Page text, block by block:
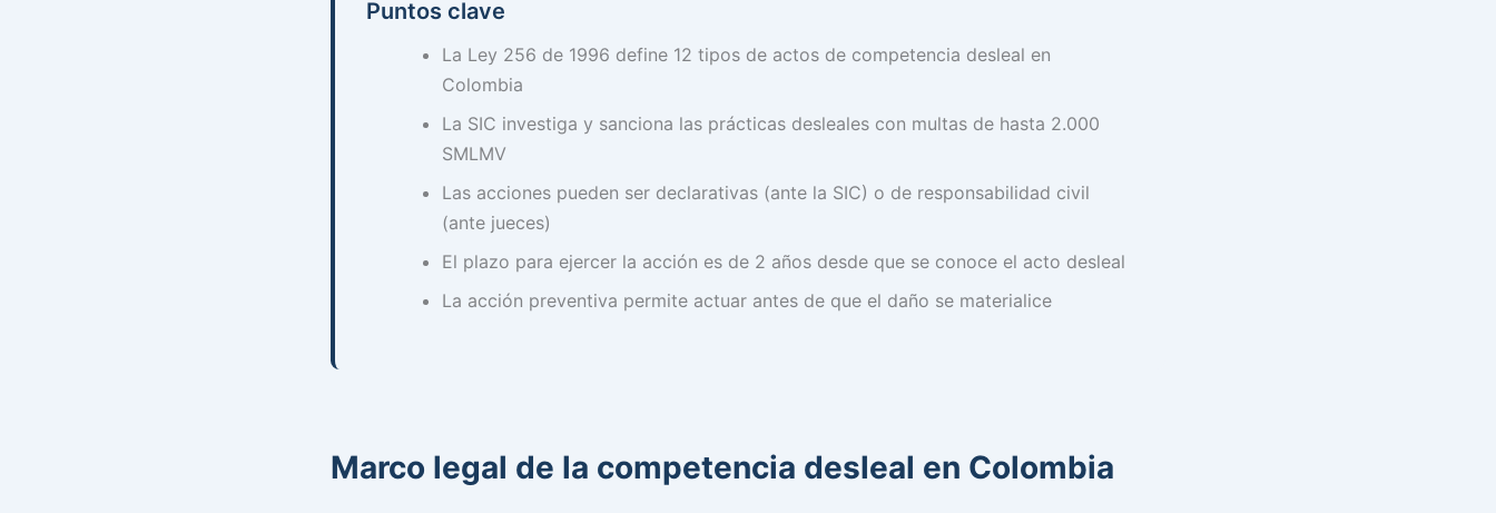
Puntos clave
La Ley 256 de 1996 define 12 tipos de actos de competencia desleal en
Colombia
La SIC investiga y sanciona las prácticas desleales con multas de hasta 2.000
SMLMV
Las acciones pueden ser declarativas (ante la SIC) o de responsabilidad civil
(ante jueces)
El plazo para ejercer la acción es de 2 años desde que se conoce el acto desleal
La acción preventiva permite actuar antes de que el daño se materialice
Marco legal de la competencia desleal en Colombia